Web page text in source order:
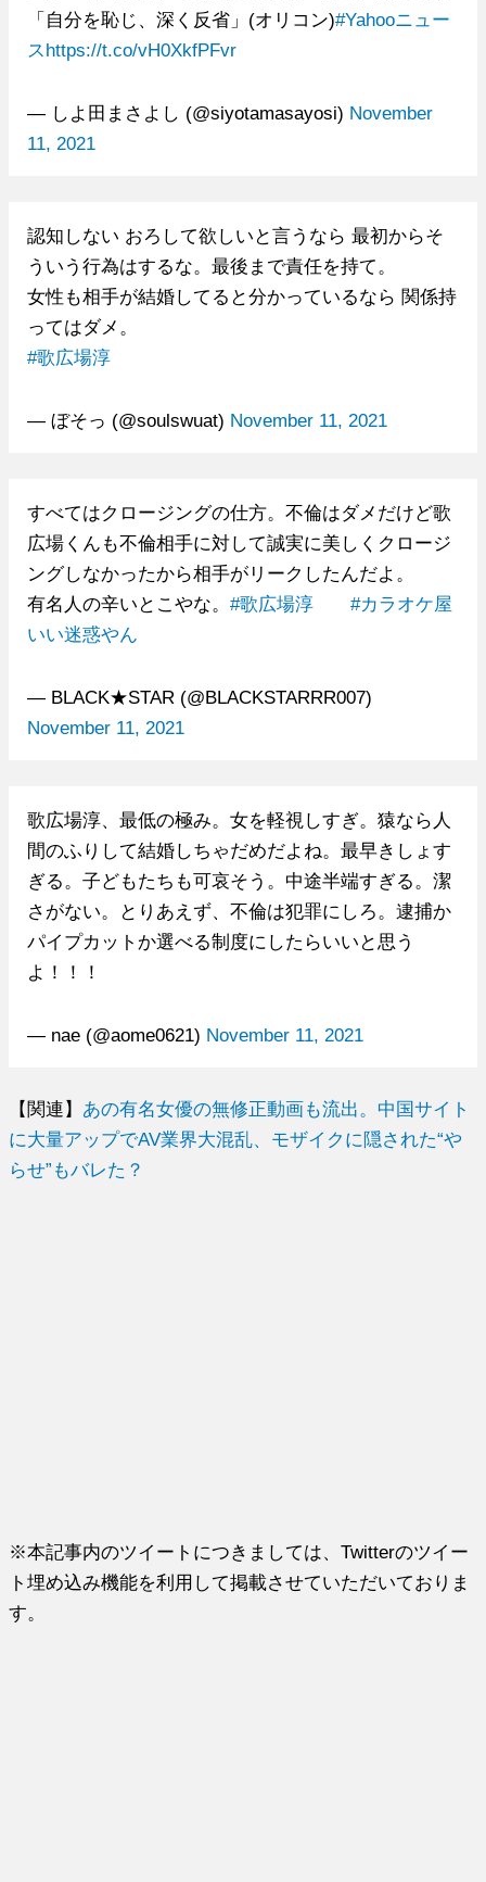
「自分を恥じ、深く反省」(オリコン)#Yahooニュー
ス https://t.co/vH0XkfPFvr
— しよ田まさよし (@siyotamasayosi) November
11, 2021
認知しない おろして欲しいと言うなら 最初からそ
ういう行為はするな。最後まで責任を持て。
女性も相手が結婚してると分かっているなら 関係持
ってはダメ。
#歌広場淳
— ぼそっ (@soulswuat) November 11, 2021
すべてはクロージングの仕方。不倫はダメだけど歌
広場くんも不倫相手に対して誠実に美しくクロージ
ングしなかったから相手がリークしたんだよ。
有名人の辛いとこやな。 #歌広場淳
#カラオケ屋
いい迷惑やん
— BLACK★STAR (@BLACKSTARRR007)
November 11, 2021
歌広場淳、最低の極み。女を軽視しすぎ。猿なら人
間のふりして結婚しちゃだめだよね。最早きしょす
ぎる。子どもたちも可哀そう。中途半端すぎる。潔
さがない。とりあえず、不倫は犯罪にしろ。逮捕か
パイプカットか選べる制度にしたらいいと思う
よ！！！
— nae (@aome0621) November 11, 2021
【関連】 あの有名女優の無修正動画も流出。中国サイト
に大量アップでAV業界大混乱、モザイクに隠された“や
らせ”もバレた？
※本記事内のツイートにつきましては、Twitterのツイー
ト埋め込み機能を利用して掲載させていただいておりま
す。